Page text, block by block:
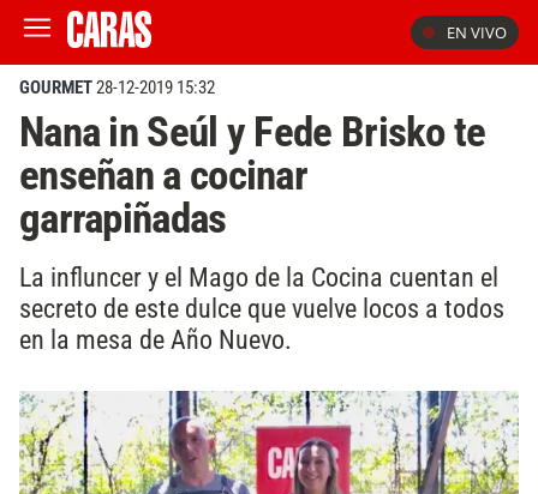
EN VIVO
GOURMET28-12-2019 15:32
Nana in Seúl y Fede Brisko te
enseñan a cocinar
garrapiñadas
La influncer y el Mago de la Cocina cuentan el
secreto de este dulce que vuelve locos a todos
en la mesa de Año Nuevo.